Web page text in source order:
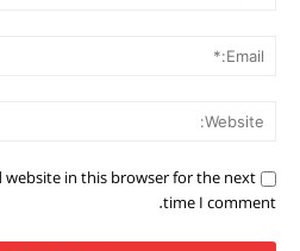
website in this browser for the next
time I comment.